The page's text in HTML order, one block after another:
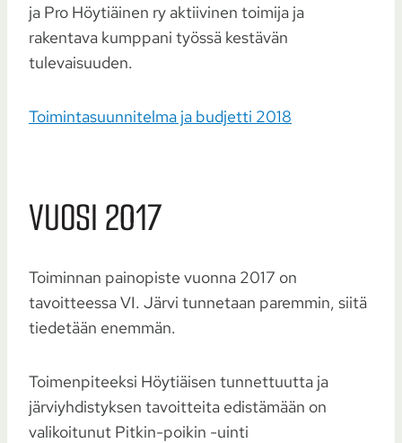
ja Pro Höytiäinen ry aktiivinen toimija ja
rakentava kumppani työssä kestävän
tulevaisuuden.
Toimintasuunnitelma ja budjetti 2018
VUOSI 2017
Toiminnan painopiste vuonna 2017 on
tavoitteessa VI. Järvi tunnetaan paremmin, siitä
tiedetään enemmän.
Toimenpiteeksi Höytiäisen tunnettuutta ja
järviyhdistyksen tavoitteita edistämään on
valikoitunut Pitkin-poikin -uinti